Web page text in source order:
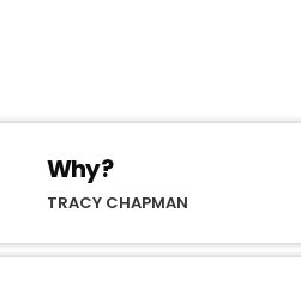
Why?
TRACY CHAPMAN